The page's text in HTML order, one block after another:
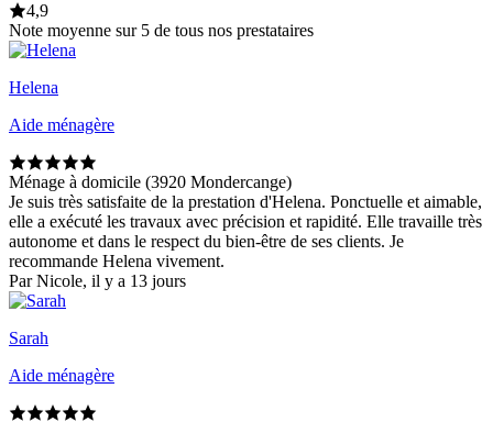
4,9
Note moyenne sur 5 de tous nos prestataires
Helena
Aide ménagère
Ménage à domicile (3920 Mondercange)
Je suis très satisfaite de la prestation d'Helena. Ponctuelle et aimable,
elle a exécuté les travaux avec précision et rapidité. Elle travaille très
autonome et dans le respect du bien-être de ses clients. Je
recommande Helena vivement.
Par Nicole, il y a 13 jours
Sarah
Aide ménagère